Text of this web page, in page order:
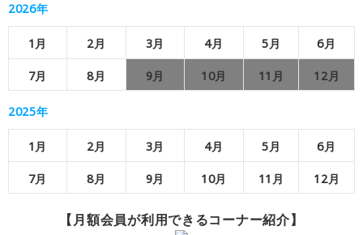
2026年
1月 2月 3月 4月 5月 6月
7月 8月 9月 10月 11月 12月
2025年
1月 2月 3月 4月 5月 6月
7月 8月 9月 10月 11月 12月
【月額会員が利用できるコーナー紹介】